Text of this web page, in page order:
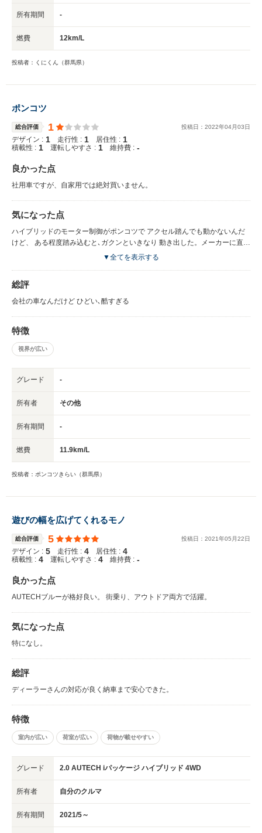
所有期間 -
燃費 12km/L
投稿者：くにくん（群馬県）
ポンコツ
総合評価 1 投稿日： 2022年04月03日
デザイン : 1 走行性 : 1 居住性 : 1
積載性 : 1 運転しやすさ : 1 維持費 : -
良かった点
社用車ですが、自家用では絶対買いません。
気になった点
ハイブリッドのモーター制御がポンコツで アクセル踏んでも動かないんだ
けど、 ある程度踏み込むと､ガクンといきなり 動き出した。メーカーに直し
てと お願いしても､全く改善されず やっと数年経った今直した。 こんな車
▼全てを表示する
総評
会社の車なんだけど ひどい､酷すぎる
特徴
視界が広い
グレード -
所有者 その他
所有期間 -
燃費 11.9km/L
投稿者：ポンコツきらい（群馬県）
遊びの幅を広げてくれるモノ
総合評価 5 投稿日： 2021年05 月22日
デザイン : 5 走行性 : 4 居住性 : 4
積載性 : 4 運転しやすさ : 4 維持費 : -
良かった点
AUTECHブルーが格好良い。 街乗り、アウトドア両方で活躍。
気になった点
特になし。
総評
ディーラーさんの対応が良く納車まで安心できた。
特徴
室内が広い 荷室が広い 荷物が載せやすい
グレード 2.0 AUTECH iパッケージ ハイブリッド 4WD
所有者 自分のクルマ
所有期間 2021/5～